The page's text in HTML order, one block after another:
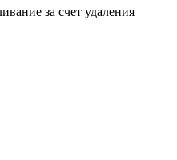
за счет удаления